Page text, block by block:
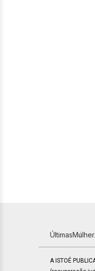
ÚltimasMulher
A ISTOÉ